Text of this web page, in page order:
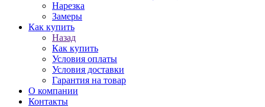
Нарезка
Замеры
Как купить
Назад
Как купить
Условия оплаты
Условия доставки
Гарантия на товар
О компании
Контакты